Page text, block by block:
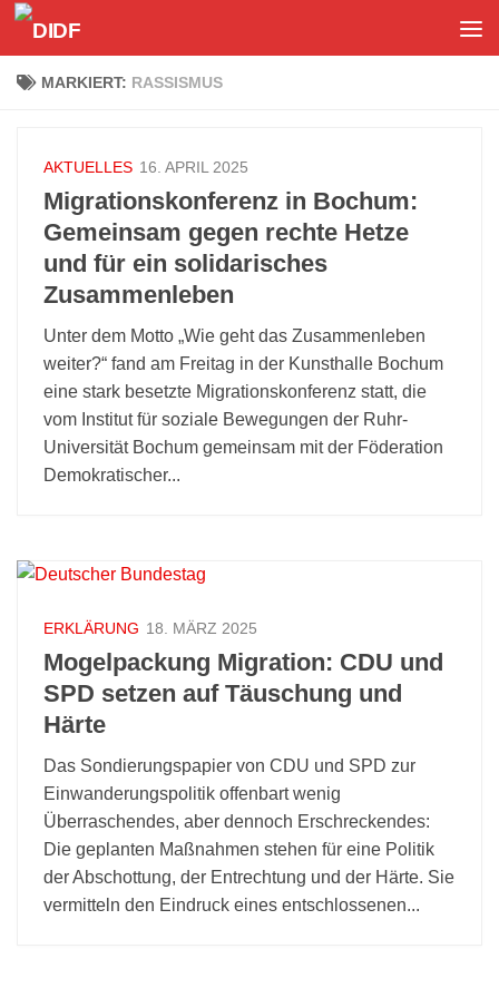
Unter dem Inhalt
MARKIERT: RASSISMUS
AKTUELLES 16. APRIL 2025
Migrationskonferenz in Bochum:
Gemeinsam gegen rechte Hetze
und für ein solidarisches
Zusammenleben
Unter dem Motto „Wie geht das Zusammenleben
weiter?“ fand am Freitag in der Kunsthalle Bochum
eine stark besetzte Migrationskonferenz statt, die
vom Institut für soziale Bewegungen der Ruhr-
Universität Bochum gemeinsam mit der Föderation
Demokratischer...
ERKLÄRUNG 18. MÄRZ 2025
Mogelpackung Migration: CDU und
SPD setzen auf Täuschung und
Härte
Das Sondierungspapier von CDU und SPD zur
Einwanderungspolitik offenbart wenig
Überraschendes, aber dennoch Erschreckendes:
Die geplanten Maßnahmen stehen für eine Politik
der Abschottung, der Entrechtung und der Härte. Sie
vermitteln den Eindruck eines entschlossenen...